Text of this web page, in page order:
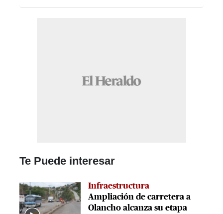
Te Puede interesar
Infraestructura
Ampliación de carretera a
Olancho alcanza su etapa